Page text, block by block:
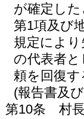
が確定し
第1項及び
規定によ
の代表者
頼を回復
(報告書及
第10条
村